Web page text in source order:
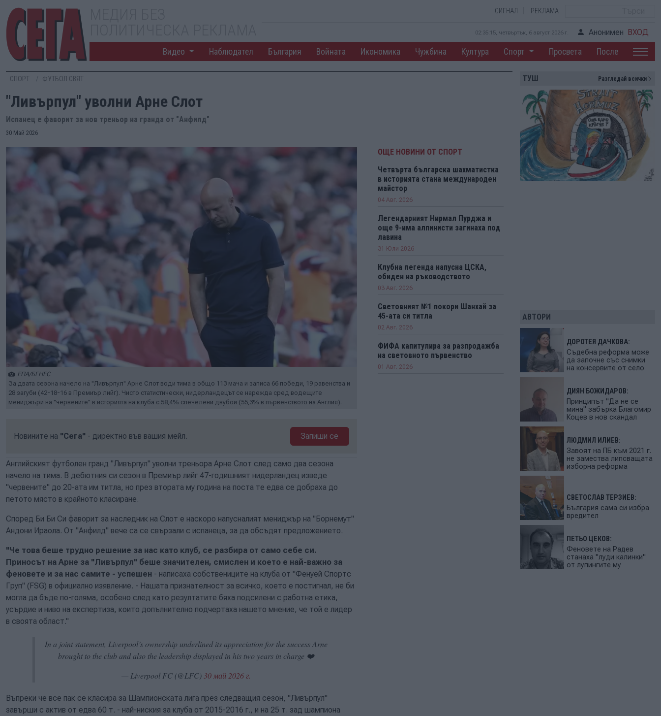
СИГНАЛ РЕКЛАМА
02:35:16, четвъртък, 6 август 2026 г. Анонимен ВХОД
Видео Наблюдател България Войната Икономика Чужбина Култура Спорт Просвета После
СПОРТ ФУТБОЛ СВЯТ
"Ливърпул" уволни Арне Слот
Испанец е фаворит за нов треньор на гранда от "Анфилд"
30 Май 2026
ЕПА/БГНЕС
За двата сезона начело на "Ливърпул" Арне Слот води тима в общо 113 мача и записа 66 победи, 19 равенства и
28 загуби (42-18-16 в Премиър лийг). Чисто статистически, нидерландецът се нарежда сред водещите
мениджъри на "червените" в историята на клуба с 58,4% спечелени двубои (55,3% в първенството на Англия).
Новините на "Сега" - директно във вашия мейл. Запиши се
Английският футболен гранд "Ливърпул" уволни треньора Арне Слот след само два сезона
начело на тима. В дебютния си сезон в Премиър лийг 47-годишният нидерландец изведе
"червените" до 20-ата им титла, но през втората му година на поста те едва се добраха до
петото място в крайното класиране.
Според Би Би Си фаворит за наследник на Слот е наскоро напусналият мениджър на "Борнемут"
Андони Ираола. От "Анфилд" вече са се свързали с испанеца, за да обсъдят предложението.
"Че това беше трудно решение за нас като клуб, се разбира от само себе си.
Приносът на Арне за "Ливърпул" беше значителен, смислен и което е най-важно за
феновете и за нас самите - успешен - написаха собствениците на клуба от "Фенуей Спортс
Груп" (FSG) в официално изявление. - Нашата признателност за всичко, което е постигнал, не би
могла да бъде по-голяма, особено след като резултатите бяха подсилени с работна етика,
усърдие и ниво на експертиза, които допълнително подчертаха нашето мнение, че той е лидер
в своята област."
In a joint statement, Liverpool’s ownership underlined its appreciation for the success Arne
brought to the club and also the leadership displayed in his two years in charge ❤️
— Liverpool FC (@LFC) 30 май 2026 г.
Въпреки че все пак се класира за Шампионската лига през следващия сезон, "Ливърпул"
завърши с актив от едва 60 т. - най-ниския за клуба от 2015-2016 г., и на 25 т. зад шампиона
ОЩЕ НОВИНИ ОТ СПОРТ
Четвърта българска шахматистка
в историята стана международен
майстор
04 Авг. 2026
Легендарният Нирмал Пурджа и
още 9-има алпинисти загинаха под
лавина
31 Юли 2026
Клубна легенда напусна ЦСКА,
обиден на ръководството
03 Авг. 2026
Световният №1 покори Шанхай за
45-ата си титла
02 Авг. 2026
ФИФА капитулира за разпродажба
на световното първенство
01 Авг. 2026
ТУШ Разгледай всички
АВТОРИ
ДОРОТЕЯ ДАЧКОВА:
Съдебна реформа може
да започне със снимки
на консервите от село
ДИЯН БОЖИДАРОВ:
Принципът "Да не се
мина" забърка Благомир
Коцев в нов скандал
ЛЮДМИЛ ИЛИЕВ:
Завоят на ПБ към 2021 г.
не замества липсващата
изборна реформа
СВЕТОСЛАВ ТЕРЗИЕВ:
България сама си избра
вредител
ПЕТЬО ЦЕКОВ:
Феновете на Радев
станаха "луди калинки"
от лупингите му